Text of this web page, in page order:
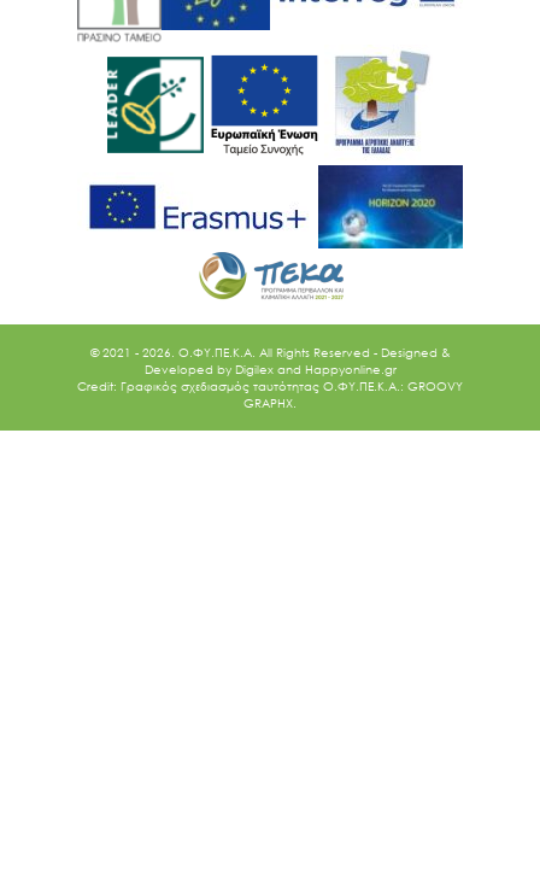
© 2021 - 2026. O.ΦΥ.ΠΕ.Κ.Α. All Rights Reserved - Designed &
Developed by Digilex and Happyonline.gr
Credit: Γραφικός σχεδιασμός ταυτότητας Ο.ΦΥ.ΠΕ.Κ.Α.: GROOVY
GRAPHX.